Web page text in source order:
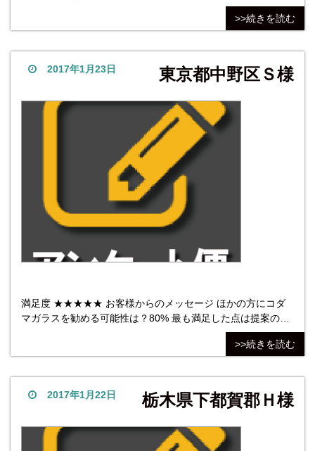
最も不満だった点は価格。家内は、ガラスの窪みで取っ手で
はなくて、何かを取り付けての引き手が希望だった様です。
>>続きを読む
2017年1月23日 東京都中野区Ｓ様
満足度 ★★★★★ お客様からのメッセージ ほかの方にコダ
マガラスを勧める可能性は？80% 最も満足した点は提案の内
容。用途に合った適正な厚みの提案等、参考になりました。
した。依頼内容から推察していくつかのご提案を頂けた事
が、弊
>>続きを読む
2017年1月22日 栃木県下都賀郡Ｈ様